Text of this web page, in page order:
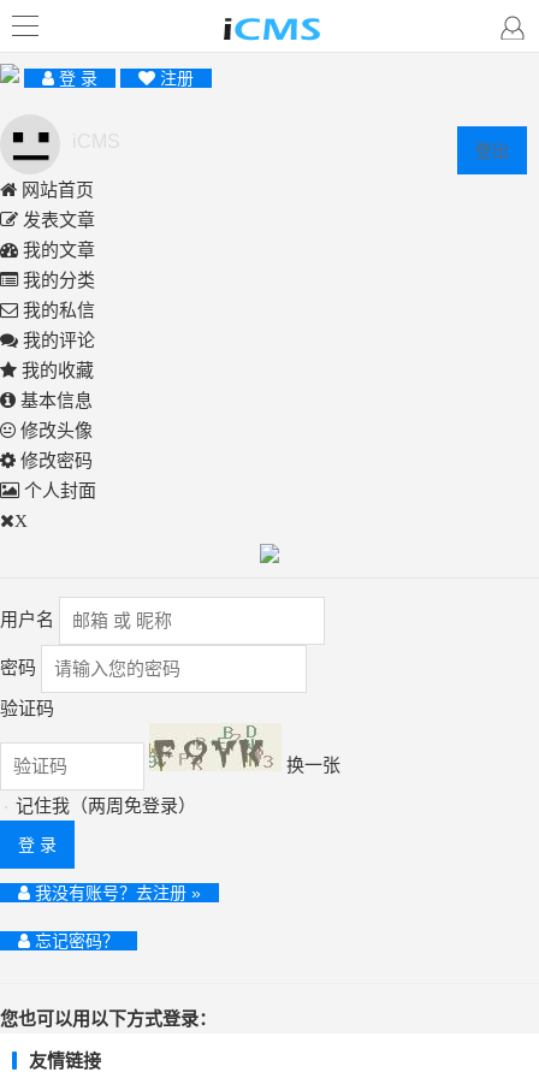
登 录 注册
登出
网站首页
发表文章
我的文章
我的分类
我的私信
我的评论
我的收藏
基本信息
修改头像
修改密码
个人封面
X
用户名
密码
验证码
换一张
记住我（两周免登录）
登 录
我没有账号？去注册 »
忘记密码？
您也可以用以下方式登录：
友情链接